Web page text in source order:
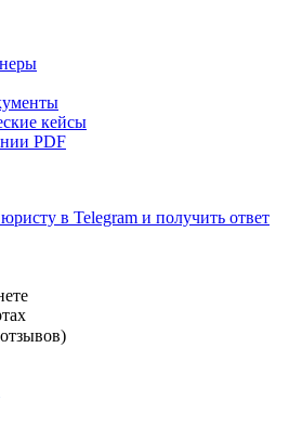
кейсы
PDF
в Telegram и получить ответ
отзывов)